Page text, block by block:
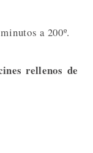
a 200º.
rellenos de